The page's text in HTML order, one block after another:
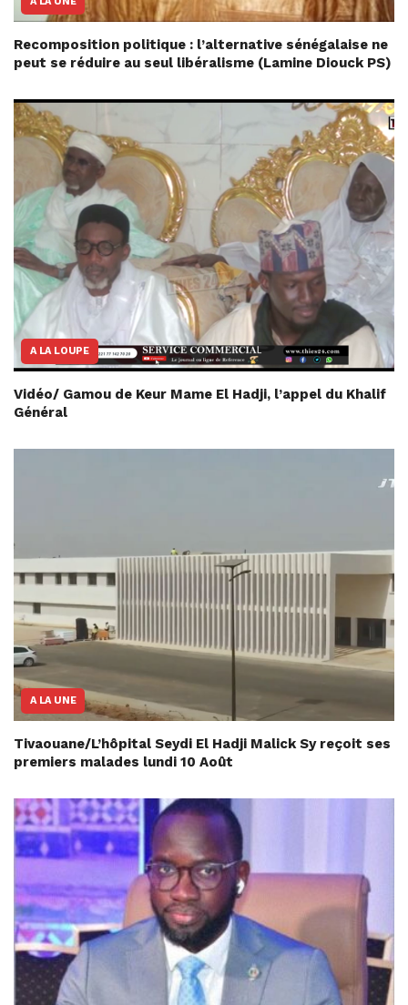
Recomposition politique : l’alternative sénégalaise ne
peut se réduire au seul libéralisme (Lamine Diouck PS)
A LA LOUPE
Vidéo/ Gamou de Keur Mame El Hadji, l’appel du Khalif
Général
A LA UNE
Tivaouane/L’hôpital Seydi El Hadji Malick Sy reçoit ses
premiers malades lundi 10 Août